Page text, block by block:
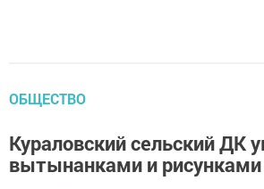
ОБЩЕСТВО
Кураловский сельский ДК
вытынанками и